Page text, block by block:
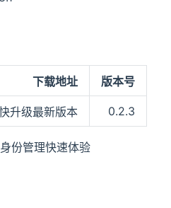
下载地址 版本号
升级最新版本 0.2.3
份管理快速体验